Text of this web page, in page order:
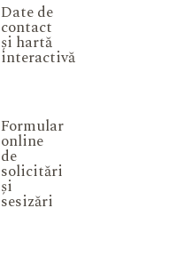
Date de
contact
și hartă
interactivă
Formular
online
de
solicitări
și
sesizări